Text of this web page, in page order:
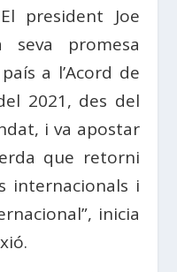
president Joe
promesa
a l’Acord de
2021, des del
i va apostar
que retorni
internacionals i
inicia